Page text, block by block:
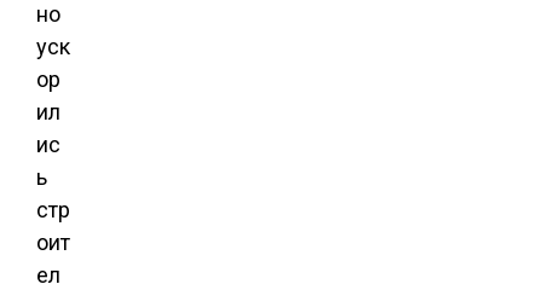
но
уск
ор
ил
ис
ь
стр
оит
ел